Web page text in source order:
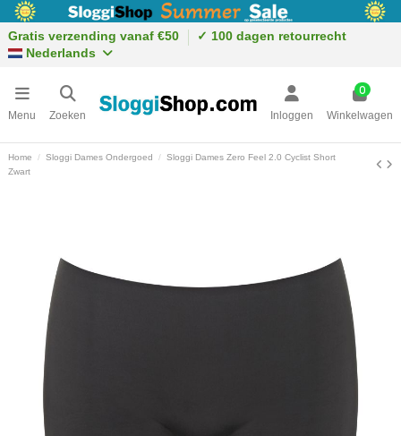
Gratis verzending vanaf €50
✓ 100 dagen retourrecht
Nederlands
Menu Zoeken Inloggen
0
Winkelwagen
Home Sloggi Dames Ondergoed
Sloggi Dames Zero Feel 2.0 Cyclist Short
Zwart